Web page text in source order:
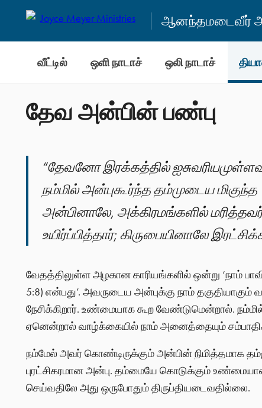
ஆனந்தமடைவீர்
வீட்டில் ஒளி நாடாச் ஒலி நாடாச்
தேவ அன்பின் பண்பு
“தேவனோ இரக்கத்தில்
நம்மில் அன்புகூர்ந்த தம்முடைய மிகுந்த
அன்பினாலே, அக்கிரமங்களில்
உயிர்ப்பித்தார்; கிருபையினாலே
வேதத்திலுள்ள அழகான காரியங்களில் ஒன்று ‘நாம்
5:8) என்பது’. அவருடைய அன்புக்கு நாம்
நேசிக்கிறார். உண்மையாக கூற வேண்டுமென்றால்.
ஏனென்றால் வாழ்க்கையில் நாம் அனைத்தையும்
நம்மேல் அவர் கொண்டிருக்கும் அன்பின் நிமித்தமாக
புரட்சிகரமான அன்பு. தம்மையே கொடுக்கும்
செய்வதிலே அது ஒருபோதும் திருப்தியடைவதில்லை.